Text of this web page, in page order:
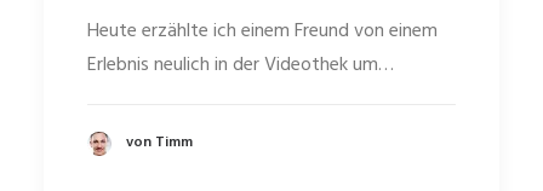
Heute erzählte ich einem Freund von einem
Erlebnis neulich in der Videothek um…
von Timm